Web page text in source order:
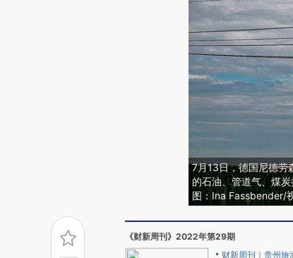
7月13日，德国尼德劳
的石油、管道气、煤
图：Ina Fassbender/
《财新周刊》2022年第29期
财新周刊｜贵州旅